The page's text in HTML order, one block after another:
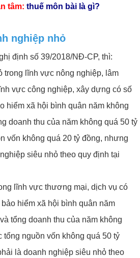
tâm: thuế môn bài là gì?
nghiệp nhỏ
định số 39/2018/NĐ-CP, thì:
trong lĩnh vực nông nghiệp, lâm
vực công nghiệp, xây dựng có số
hiểm xã hội bình quân năm không
doanh thu của năm không quá 50 tỷ
vốn không quá 20 tỷ đồng, nhưng
siêu nhỏ theo quy định tại
lĩnh vực thương mại, dịch vụ có
hiểm xã hội bình quân năm
tổng doanh thu của năm không
tổng nguồn vốn không quá 50 tỷ
là doanh nghiệp siêu nhỏ theo